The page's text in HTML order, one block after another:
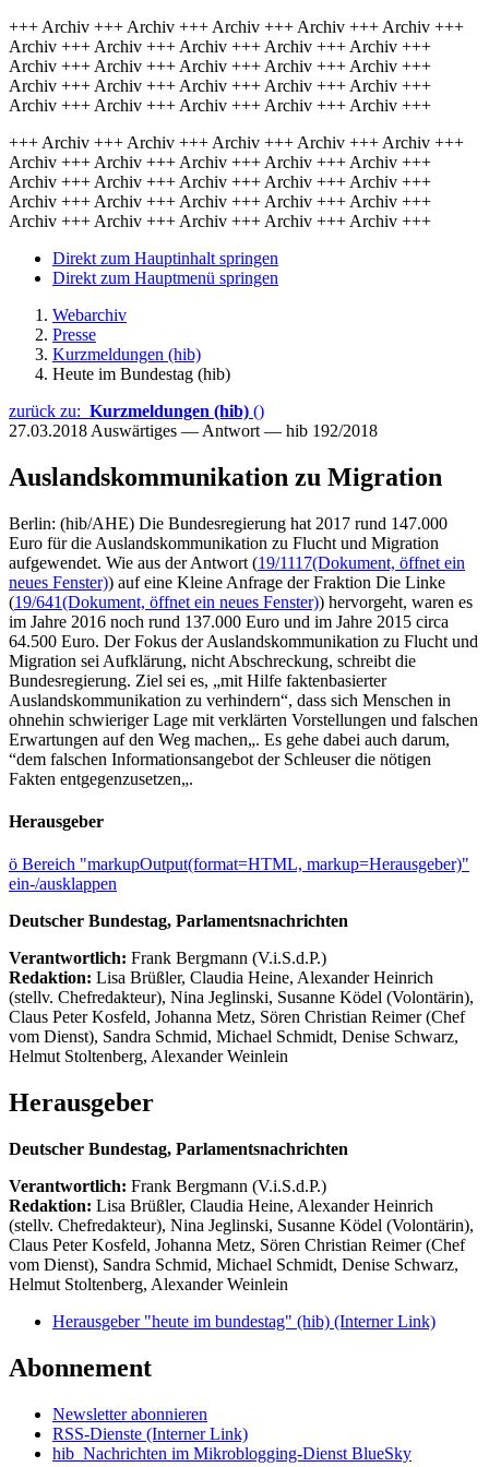
+++ Archiv +++ Archiv +++ Archiv +++ Archiv +++ Archiv +++
Archiv +++ Archiv +++ Archiv +++ Archiv +++ Archiv +++
Archiv +++ Archiv +++ Archiv +++ Archiv +++ Archiv +++
Archiv +++ Archiv +++ Archiv +++ Archiv +++ Archiv +++
Archiv +++ Archiv +++ Archiv +++ Archiv +++ Archiv +++
+++ Archiv +++ Archiv +++ Archiv +++ Archiv +++ Archiv +++
Archiv +++ Archiv +++ Archiv +++ Archiv +++ Archiv +++
Archiv +++ Archiv +++ Archiv +++ Archiv +++ Archiv +++
Archiv +++ Archiv +++ Archiv +++ Archiv +++ Archiv +++
Archiv +++ Archiv +++ Archiv +++ Archiv +++ Archiv +++
Direkt zum Hauptinhalt springen
Direkt zum Hauptmenü springen
Webarchiv
Presse
Kurzmeldungen (hib)
Heute im Bundestag (hib)
zurück zu: Kurzmeldungen (hib) ()
27.03.2018 Auswärtiges — Antwort — hib 192/2018
Auslandskommunikation zu Migration
Berlin: (hib/AHE) Die Bundesregierung hat 2017 rund 147.000
Euro für die Auslandskommunikation zu Flucht und Migration
aufgewendet. Wie aus der Antwort (19/1117(Dokument, öffnet ein
neues Fenster)) auf eine Kleine Anfrage der Fraktion Die Linke
(19/641(Dokument, öffnet ein neues Fenster)) hervorgeht, waren es
im Jahre 2016 noch rund 137.000 Euro und im Jahre 2015 circa
64.500 Euro. Der Fokus der Auslandskommunikation zu Flucht und
Migration sei Aufklärung, nicht Abschreckung, schreibt die
Bundesregierung. Ziel sei es, „mit Hilfe faktenbasierter
Auslandskommunikation zu verhindern“, dass sich Menschen in
ohnehin schwieriger Lage mit verklärten Vorstellungen und falschen
Erwartungen auf den Weg machen„. Es gehe dabei auch darum,
“dem falschen Informationsangebot der Schleuser die nötigen
Fakten entgegenzusetzen„.
Herausgeber
ö Bereich "markupOutput(format=HTML, markup=Herausgeber)"
ein-/ausklappen
Deutscher Bundestag, Parlamentsnachrichten
Verantwortlich: Frank Bergmann (V.i.S.d.P.)
Redaktion: Lisa Brüßler, Claudia Heine, Alexander Heinrich
(stellv. Chefredakteur), Nina Jeglinski, Susanne Ködel (Volontärin),
Claus Peter Kosfeld, Johanna Metz, Sören Christian Reimer (Chef
vom Dienst), Sandra Schmid, Michael Schmidt, Denise Schwarz,
Helmut Stoltenberg, Alexander Weinlein
Herausgeber
Deutscher Bundestag, Parlamentsnachrichten
Verantwortlich: Frank Bergmann (V.i.S.d.P.)
Redaktion: Lisa Brüßler, Claudia Heine, Alexander Heinrich
(stellv. Chefredakteur), Nina Jeglinski, Susanne Ködel (Volontärin),
Claus Peter Kosfeld, Johanna Metz, Sören Christian Reimer (Chef
vom Dienst), Sandra Schmid, Michael Schmidt, Denise Schwarz,
Helmut Stoltenberg, Alexander Weinlein
Herausgeber "heute im bundestag" (hib) (Interner Link)
Abonnement
Newsletter abonnieren
RSS-Dienste (Interner Link)
hib_Nachrichten im Mikroblogging-Dienst BlueSky